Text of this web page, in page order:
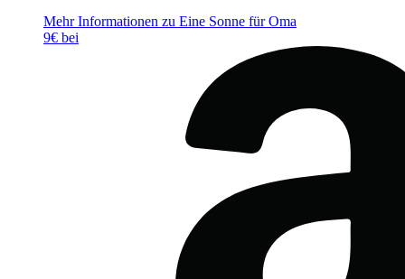
Mehr Informationen zu Eine Sonne für Oma
9€ bei